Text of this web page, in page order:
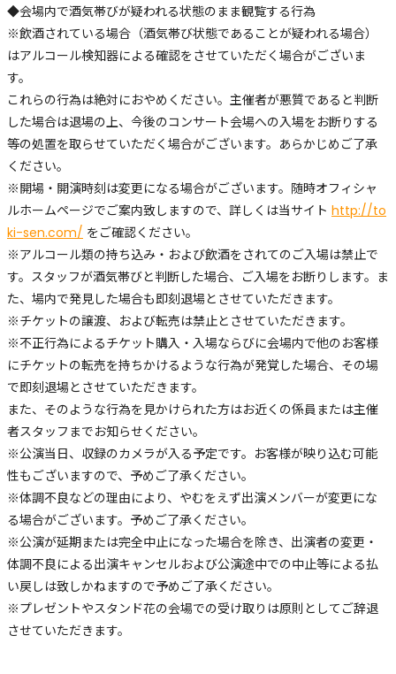
◆会場内で酒気帯びが疑われる状態のまま観覧する行為
※飲酒されている場合（酒気帯び状態であることが疑われる場合）
はアルコール検知器による確認をさせていただく場合がございま
す。
これらの行為は絶対におやめください。主催者が悪質であると判断
した場合は退場の上、今後のコンサート会場への入場をお断りする
等の処置を取らせていただく場合がございます。あらかじめご了承
ください。
※開場・開演時刻は変更になる場合がございます。随時オフィシャ
ルホームページでご案内致しますので、詳しくは当サイト http://to
ki-sen.com/ をご確認ください。
※アルコール類の持ち込み・および飲酒をされてのご入場は禁止で
す。スタッフが酒気帯びと判断した場合、ご入場をお断りします。ま
た、場内で発見した場合も即刻退場とさせていただきます。
※チケットの譲渡、および転売は禁止とさせていただきます。
※不正行為によるチケット購入・入場ならびに会場内で他のお客様
にチケットの転売を持ちかけるような行為が発覚した場合、その場
で即刻退場とさせていただきます。
また、そのような行為を見かけられた方はお近くの係員または主催
者スタッフまでお知らせください。
※公演当日、収録のカメラが入る予定です。お客様が映り込む可能
性もございますので、予めご了承ください。
※体調不良などの理由により、やむをえず出演メンバーが変更にな
る場合がございます。予めご了承ください。
※公演が延期または完全中止になった場合を除き、出演者の変更・
体調不良による出演キャンセルおよび公演途中での中止等による払
い戻しは致しかねますので予めご了承ください。
※プレゼントやスタンド花の会場での受け取りは原則としてご辞退
させていただきます。